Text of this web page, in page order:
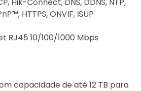
HTTPS, ONVIF, ISUP
RJ45 10/100/1000 Mbps
capacidade de até 12 TB para